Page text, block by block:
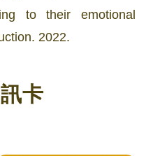
to their emotional
2022.
卡